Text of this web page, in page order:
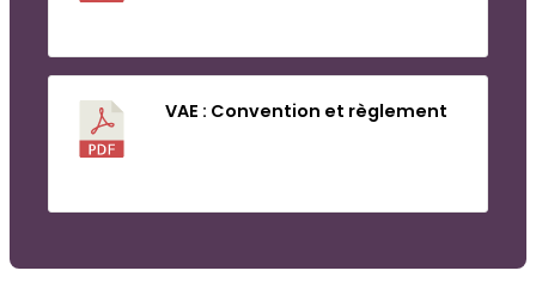
VAE : Convention et règlement